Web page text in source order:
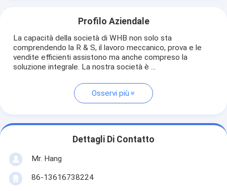
Profilo Aziendale
La capacità della società di WHB non solo sta
comprendendo la R & S, il lavoro meccanico, prova e le
vendite efficienti assistono ma anche compreso la
soluzione integrale. La nostra società è ...
Osservi più
Dettagli Di Contatto
Mr. Hang
86-13616738224